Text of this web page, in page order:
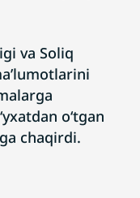
va Soliq
o‘tgan
chaqirdi.